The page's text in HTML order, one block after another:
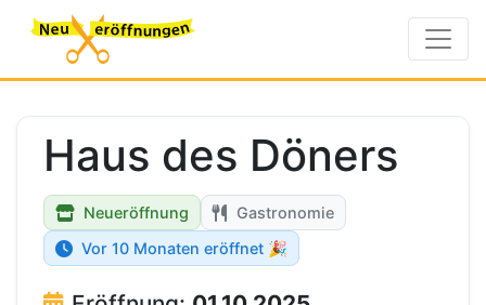
Haus des Döners
Neueröffnung
Gastronomie
Vor 10 Monaten eröffnet 🎉